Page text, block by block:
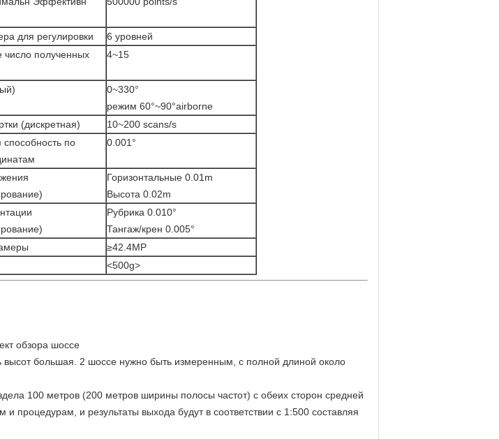
для регулировки
6 уровней
число полученных
4~15
0~330°
режим 60°~90°airborne
(дискретная)
10~200 scans/s
по
0.001°
Горизонтальные 0.01m
Высота 0.02m
Рубрика 0.010°
Тангаж/крен 0.005°
≥42.4MP
<500g>
обзора шоссе
высот большая. 2 шоссе нужно быть измеренным, с полной длиной около
100 метров (200 метров ширины полосы частот) с обеих сторон средней
процедурам, и результаты выхода будут в соответствии с 1:500 составляя